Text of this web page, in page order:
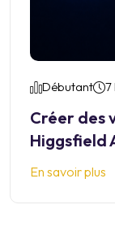
Débutant 7
Créer des
Higgsfield
En savoir plus